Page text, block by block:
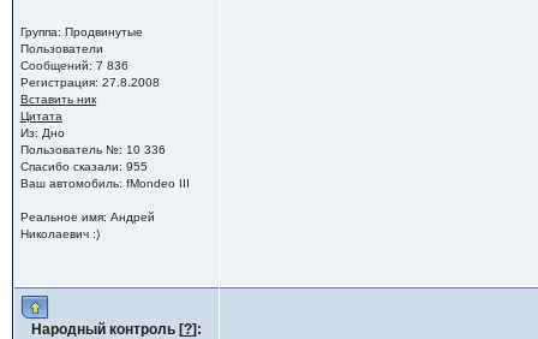
Группа: Продвинутые
Пользователи
Сообщений: 7 836
Регистрация: 27.8.2008
Вставить ник
Цитата
Из: Дно
Пользователь №: 10 336
Спасибо сказали: 955
Ваш автомобиль: fMondeo III
Реальное имя: Андрей
Николаевич :)
Народный контроль [?]: